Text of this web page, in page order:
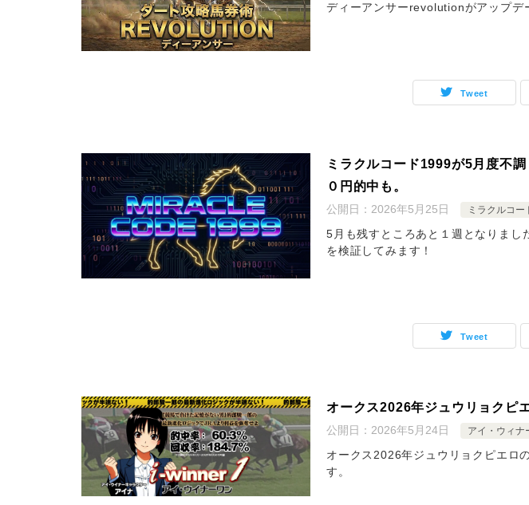
ディーアンサーrevolutionがアップデ
Tweet
ミラクルコード1999が5月度不
０円的中も。
公開日： 2026年5月25日 ミラクルコー
5月も残すところあと１週となりま
を検証してみます！
Tweet
オークス2026年ジュウリョクピ
公開日： 2026年5月24日 アイ・ウィナ
オークス2026年ジュウリョクピエロ
す。